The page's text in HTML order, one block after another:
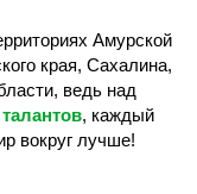
Амурской
края, Сахалина,
ведь над
талантов, каждый
вокруг лучше!